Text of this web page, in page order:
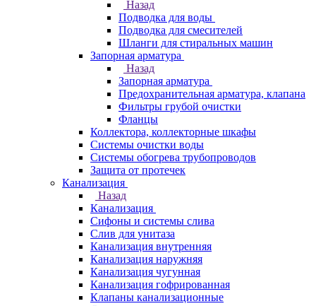
Назад
Подводка для воды
Подводка для смесителей
Шланги для стиральных машин
Запорная арматура
Назад
Запорная арматура
Предохранительная арматура, клапана
Фильтры грубой очистки
Фланцы
Коллектора, коллекторные шкафы
Системы очистки воды
Системы обогрева трубопроводов
Защита от протечек
Канализация
Назад
Канализация
Сифоны и системы слива
Слив для унитаза
Канализация внутренняя
Канализация наружняя
Канализация чугунная
Канализация гофрированная
Клапаны канализационные